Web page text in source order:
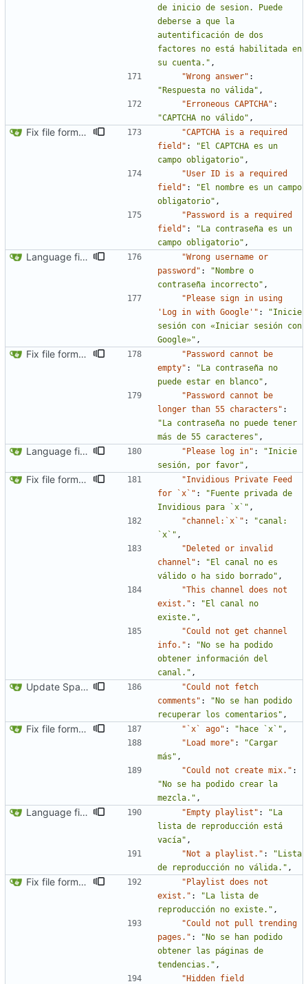
de inicio de sesion. Puede
deberse a que la
autentificación de dos
factores no está habilitada en
su cuenta." ,
"Wrong answer" :
"Respuesta no válida" ,
"Erroneous CAPTCHA" :
"CAPTCHA no válido" ,
Fix file formatting for locales
"CAPTCHA is a required
field" :
"El CAPTCHA es un
campo obligatorio" ,
"User ID is a required
field" :
"El nombre es un campo
obligatorio" ,
"Password is a required
field" :
"La contraseña es un
campo obligatorio" ,
Language fixes ( #366 )
"Wrong username or
password" :
"Nombre o
contraseña incorrecto" ,
"Please sign in using
'Log in with Google'" :
"Inicie
sesión con «Iniciar sesión con
Google»" ,
Fix file formatting for locales
"Password cannot be
empty" :
"La contraseña no
puede estar en blanco" ,
"Password cannot be
longer than 55 characters" :
"La contraseña no puede tener
más de 55 caracteres" ,
Language fixes ( #366 ) "Please log in" :
"Inicie
sesión, por favor" ,
Fix file formatting for locales
"Invidious Private Feed
for `x`" :
"Fuente privada de
Invidious para `x`" ,
"channel:`x`" :
"canal:
`x`" ,
"Deleted or invalid
channel" :
"El canal no es
válido o ha sido borrado" ,
"This channel does not
exist." :
"El canal no
existe." ,
"Could not get channel
info." :
"No se ha podido
obtener información del
canal." ,
Update Spanish translation
"Could not fetch
comments" :
"No se han podido
recuperar los comentarios" ,
Fix file formatting for locales "`x` ago" : "hace `x`" ,
"Load more" :
"Cargar
más" ,
"Could not create mix." :
"No se ha podido crear la
mezcla." ,
Language fixes ( #366 ) "Empty playlist" :
"La
lista de reproducción está
vacía" ,
"Not a playlist." :
"Lista
de reproducción no válida." ,
Fix file formatting for locales
"Playlist does not
exist." :
"La lista de
reproducción no existe." ,
"Could not pull trending
pages." :
"No se han podido
obtener las páginas de
tendencias." ,
"Hidden field